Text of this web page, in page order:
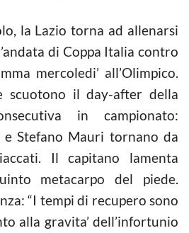
la Lazio torna ad allenarsi
di Coppa Italia contro
mercoledi’ all’Olimpico.
scuotono il day-after della
in campionato:
Stefano Mauri tornano da
Il capitano lamenta
metacarpo del piede.
“I tempi di recupero sono
alla gravita’ dell’infortunio